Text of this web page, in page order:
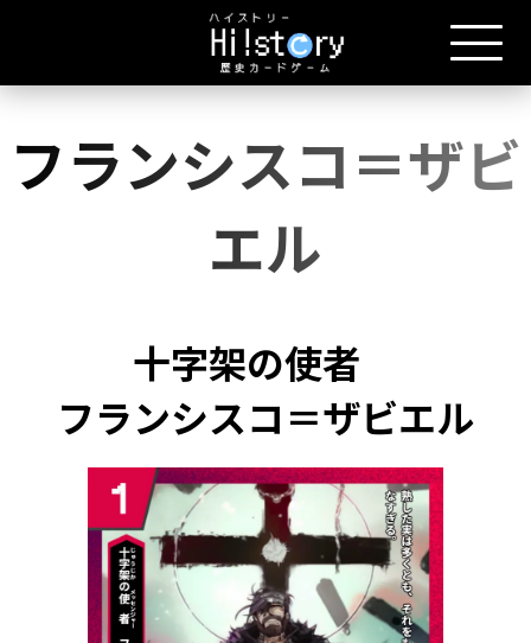
フランシスコ＝ザビ
エル
十字架の使者
フランシスコ＝ザビエル